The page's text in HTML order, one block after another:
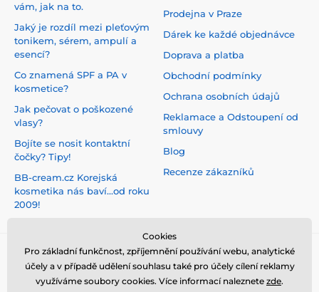
vám, jak na to.
Jaký je rozdíl mezi pleťovým
tonikem, sérem, ampulí a
esencí?
Co znamená SPF a PA v
kosmetice?
Jak pečovat o poškozené
vlasy?
Bojíte se nosit kontaktní
čočky? Tipy!
BB-cream.cz Korejská
kosmetika nás baví...od roku
2009!
Prodejna v Praze
Dárek ke každé objednávce
Doprava a platba
Obchodní podmínky
Ochrana osobních údajů
Reklamace a Odstoupení od
smlouvy
Blog
Recenze zákazníků
Cookies
Pro základní funkčnost, zpříjemnění používání webu, analytické
účely a v případě udělení souhlasu také pro účely cílení reklamy
využíváme soubory cookies. Více informací naleznete zde.